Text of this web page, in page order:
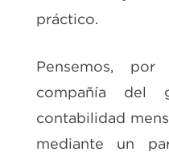
práctico.
Pensemos,
compañía del
contabilidad
mediante un